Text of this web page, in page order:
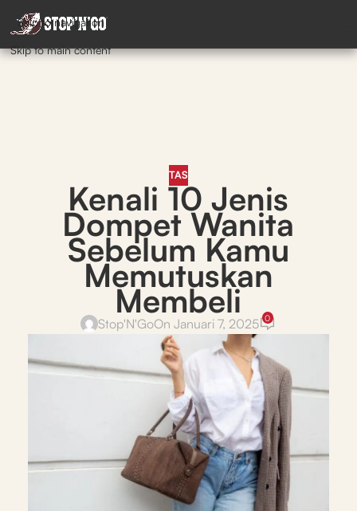
Skip to navigation
Skip to main content
TAS
Kenali 10 Jenis
Dompet Wanita
Sebelum Kamu
Memutuskan
Membeli
Stop'N'GoOn Januari 7, 2025 0